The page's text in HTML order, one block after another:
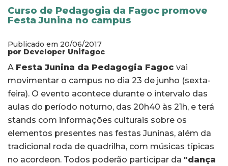
Curso de Pedagogia da Fagoc promove
Festa Junina no campus
Publicado em 20/06/2017
por Developer Unifagoc
A Festa Junina da Pedagogia Fagoc vai
movimentar o campus no dia 23 de junho (sexta-
feira). O evento acontece durante o intervalo das
aulas do período noturno, das 20h40 às 21h, e terá
stands com informações culturais sobre os
elementos presentes nas festas Juninas, além da
tradicional roda de quadrilha, com músicas típicas
no acordeon. Todos poderão participar da "dança